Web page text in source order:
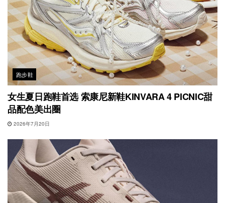
跑步鞋
女生夏日跑鞋首选 索康尼新鞋KINVARA 4 PICNIC甜
品配色美出圈
2026年7月20日